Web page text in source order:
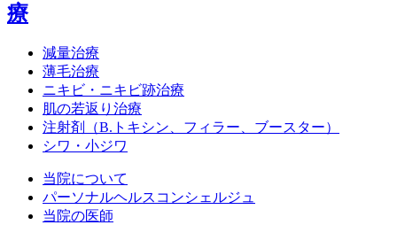
療
減量治療
薄毛治療
ニキビ・ニキビ跡治療
肌の若返り治療
注射剤（B.トキシン、フィラー、ブースター）
シワ・小ジワ
当院について
パーソナルヘルスコンシェルジュ
当院の医師